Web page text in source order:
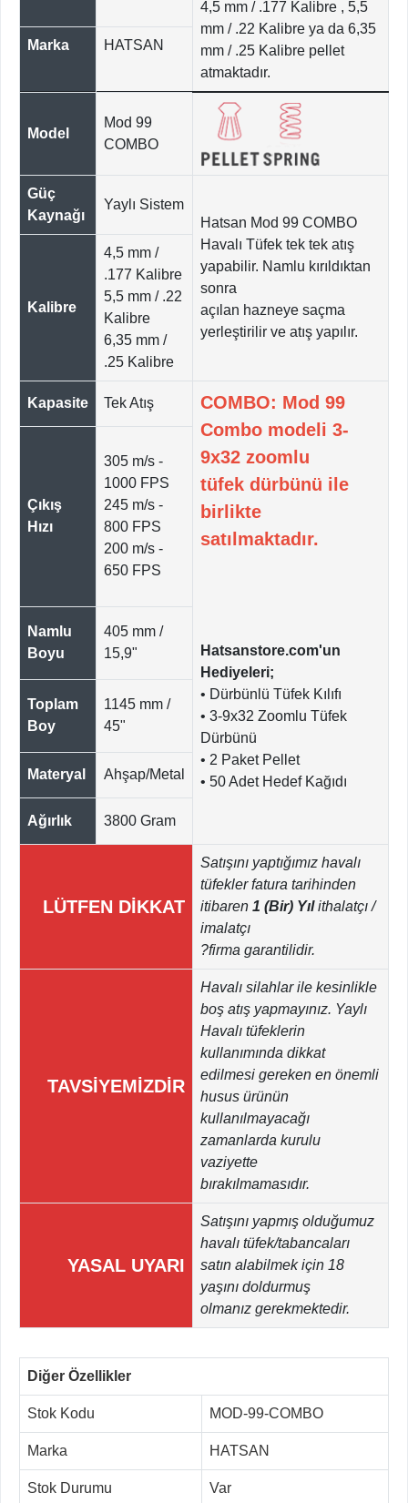
4,5 mm / .177 Kalibre , 5,5
mm / .22 Kalibre ya da 6,35
mm / .25 Kalibre pellet
atmaktadır.
Marka HATSAN
Model
Mod 99
COMBO
Güç
Kaynağı
Yaylı Sistem
Hatsan Mod 99 COMBO
Havalı Tüfek tek tek atış
yapabilir. Namlu kırıldıktan
sonra
açılan hazneye saçma
yerleştirilir ve atış yapılır.
Kalibre
4,5 mm /
.177 Kalibre
5,5 mm / .22
Kalibre
6,35 mm /
.25 Kalibre
Kapasite Tek Atış
COMBO: Mod 99
Combo modeli 3-
9x32 zoomlu
tüfek dürbünü ile
birlikte
satılmaktadır.
Hatsanstore.com'un
Hediyeleri;
• Dürbünlü Tüfek Kılıfı
• 3-9x32 Zoomlu Tüfek
Dürbünü
• 2 Paket Pellet
• 50 Adet Hedef Kağıdı
Çıkış
Hızı
305 m/s -
1000 FPS
245 m/s -
800 FPS
200 m/s -
650 FPS
Namlu
Boyu
405 mm /
15,9"
Toplam
Boy
1145 mm /
45"
Materyal Ahşap/Metal
Ağırlık 3800 Gram
LÜTFEN DİKKAT
Satışını yaptığımız havalı
tüfekler fatura tarihinden
itibaren 1 (Bir) Yılithalatçı /
imalatçı
?firma garantilidir.
TAVSİYEMİZDİR
Havalı silahlar ile kesinlikle
boş atış yapmayınız. Yaylı
Havalı tüfeklerin
kullanımında dikkat
edilmesi gereken en önemli
husus ürünün
kullanılmayacağı
zamanlarda kurulu
vaziyette
bırakılmamasıdır.
YASAL UYARI
Satışını yapmış olduğumuz
havalı tüfek/tabancaları
satın alabilmek için 18
yaşını doldurmuş
olmanız gerekmektedir.
Diğer Özellikler
Stok Kodu MOD-99-COMBO
Marka HATSAN
Stok Durumu Var